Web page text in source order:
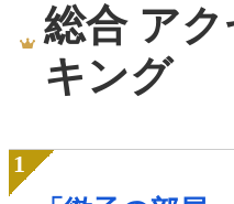
総合 ア
キング